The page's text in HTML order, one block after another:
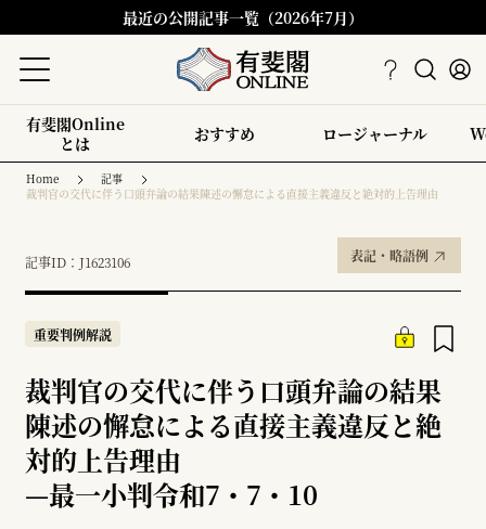
最近の公開記事一覧（2026年7月）
有斐閣Online
とは
おすすめ ロージャーナル
Home
記事
裁判官の交代に伴う口頭弁論の結果陳述の懈怠による直接主義違反と絶対的上告理由
記事ID：J1623106 表記・略語例
重要判例解説
裁判官の交代に伴う口頭弁論の結果
陳述の懈怠による直接主義違反と絶
対的上告理由
—最一小判令和7・7・10